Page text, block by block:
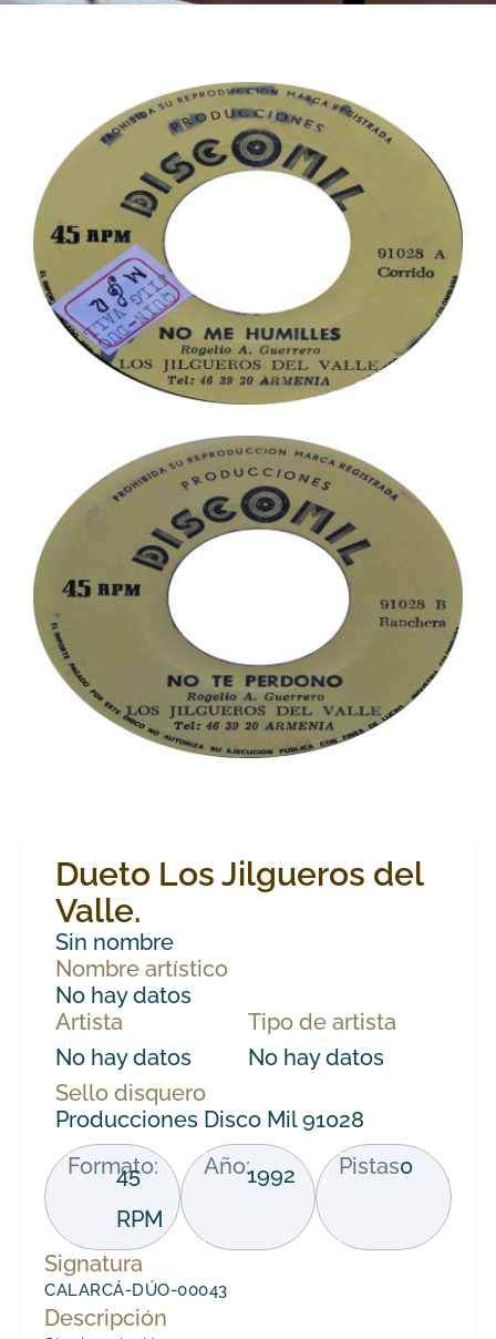
Dueto Los Jilgueros del
Valle.
Sin nombre
Nombre artístico
No hay datos
Artista
No hay datos
Tipo de artista
No hay datos
Sello disquero
Producciones Disco Mil 91028
Formato:
45
RPM
Año:1992 Pistas0
Signatura
CALARCÁ-DÚO-00043
Descripción